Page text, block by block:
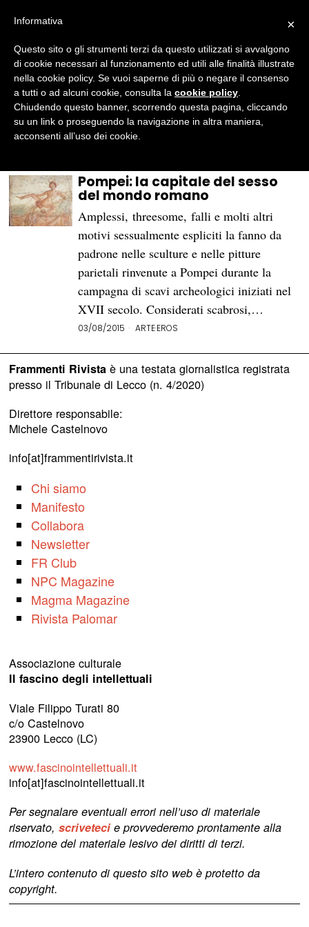
BROWSE TAG
fallo
Falli in parata a Kawasaki
Grafica a cura di Federica Bettoni…
Pompei: la capitale del sesso
del mondo romano
Amplessi, threesome, falli e molti altri
motivi sessualmente espliciti la fanno da
padrone nelle sculture e nelle pitture
parietali rinvenute a Pompei durante la
campagna di scavi archeologici iniziati nel
XVII secolo. Considerati scabrosi,…
03/08/2015 ARTE·EROS
Frammenti Rivistaè una testata giornalistica registrata
presso il Tribunale di Lecco (n. 4/2020)
Direttore responsabile:
Michele Castelnovo
info[at]frammentirivista.it
Chi siamo
Manifesto
Collabora
Newsletter
FR Club
NPC Magazine
Magma Magazine
Rivista Palomar
Associazione culturale
Il fascino degli intellettuali
Viale Filippo Turati 80
c/o Castelnovo
23900 Lecco (LC)
www.fascinointellettuali.it
info[at]fascinointellettuali.it
Per segnalare eventuali errori nell’uso di materiale
riservato,scriveteci e provvederemo prontamente alla
rimozione del materiale lesivo dei diritti di terzi.
L’intero contenuto di questo sito web è protetto da
copyright.
×
Informativa
Questo sito o gli strumenti terzi da questo utilizzati si avvalgono
di cookie necessari al funzionamento ed utili alle finalità illustrate
nella cookie policy. Se vuoi saperne di più o negare il consenso
a tutti o ad alcuni cookie, consulta la cookie policy
Chiudendo questo banner, scorrendo questa pagina, cliccando
su un link o proseguendo la navigazione in altra maniera,
acconsenti all’uso dei cookie.